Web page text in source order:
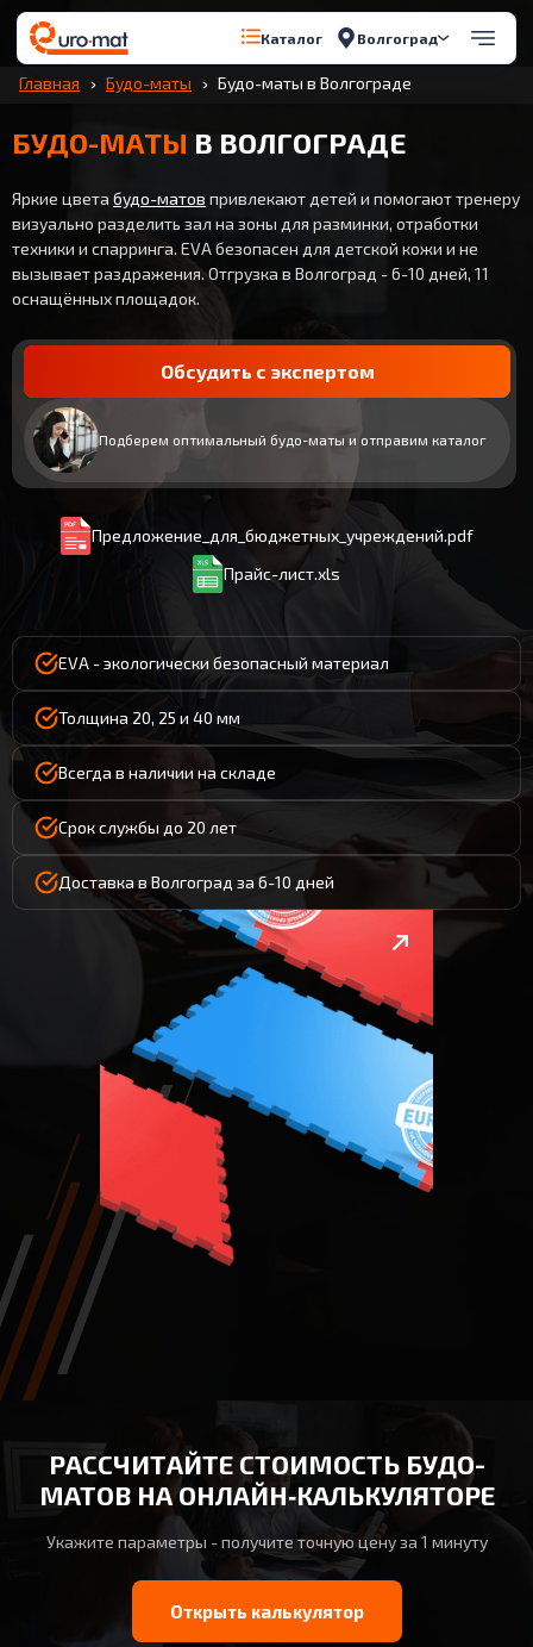
Каталог Волгоград
Главная Будо-маты Будо-маты в Волгограде
БУДО-МАТЫ В ВОЛГОГРАДЕ
Яркие цвета будо-матов привлекают детей и помогают тренеру
визуально разделить зал на зоны для разминки, отработки
техники и спарринга. EVA безопасен для детской кожи и не
вызывает раздражения. Отгрузка в Волгоград - 6-10 дней, 11
оснащённых площадок.
Обсудить с экспертом
Подберем оптимальный будо-маты и отправим каталог
Предложение_для_бюджетных_учреждений.pdf
Прайс-лист.xls
EVA - экологически безопасный материал
Толщина 20, 25 и 40 мм
Всегда в наличии на складе
Срок службы до 20 лет
Доставка в Волгоград за 6-10 дней
РАССЧИТАЙТЕ СТОИМОСТЬ БУДО-
МАТОВ НА ОНЛАЙН‑КАЛЬКУЛЯТОРЕ
Укажите параметры - получите точную цену за 1 минуту
Открыть калькулятор